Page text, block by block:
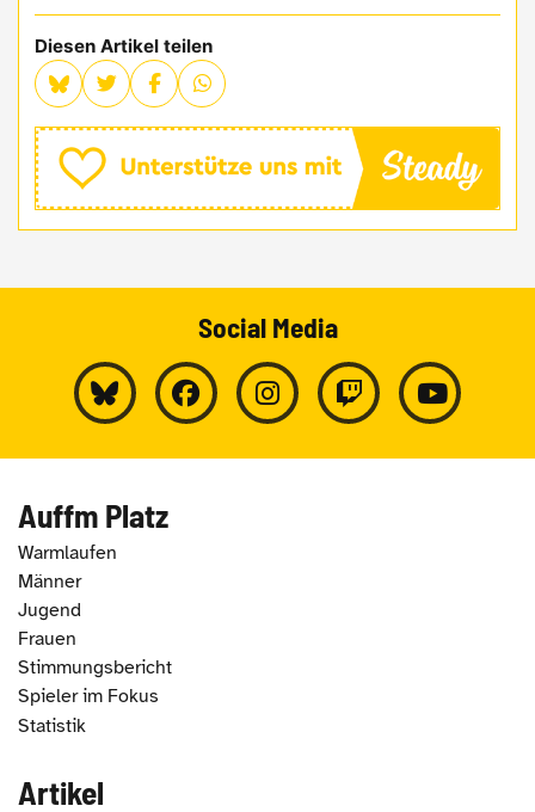
Diesen Artikel teilen
Social Media
Auffm Platz
Warmlaufen
Männer
Jugend
Frauen
Stimmungsbericht
Spieler im Fokus
Statistik
Artikel